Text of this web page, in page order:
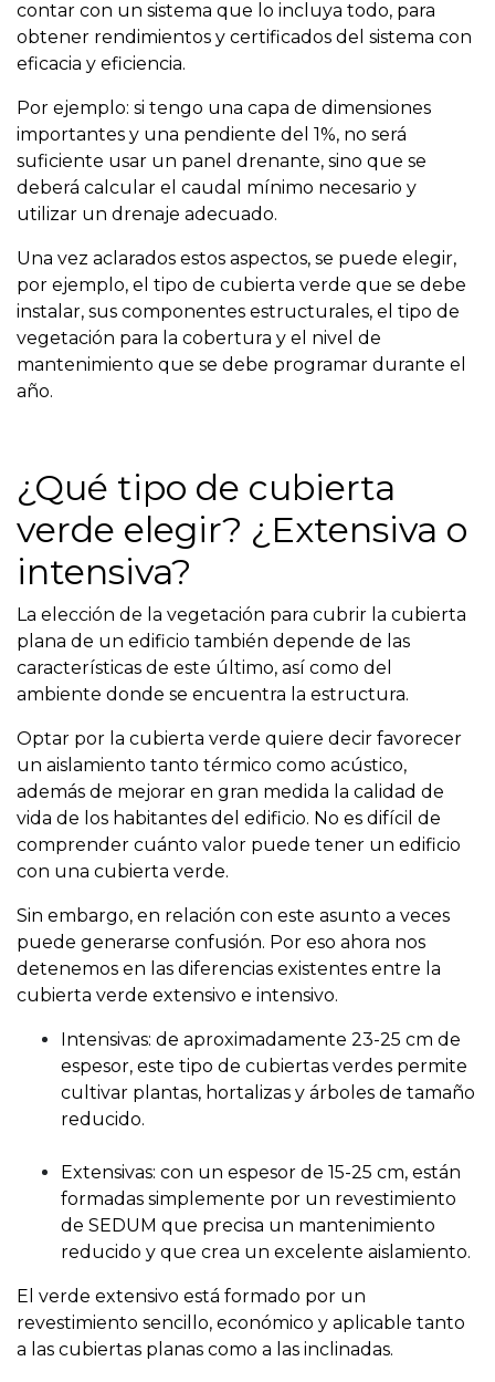
contar con un sistema que lo incluya todo, para
obtener rendimientos y certificados del sistema con
eficacia y eficiencia.
Por ejemplo: si tengo una capa de dimensiones
importantes y una pendiente del 1%, no será
suficiente usar un panel drenante, sino que se
deberá calcular el caudal mínimo necesario y
utilizar un drenaje adecuado.
Una vez aclarados estos aspectos, se puede elegir,
por ejemplo, el tipo de cubierta verde que se debe
instalar, sus componentes estructurales, el tipo de
vegetación para la cobertura y el nivel de
mantenimiento que se debe programar durante el
año.
¿Qué tipo de cubierta
verde elegir? ¿Extensiva o
intensiva?
La elección de la vegetación para cubrir la cubierta
plana de un edificio también depende de las
características de este último, así como del
ambiente donde se encuentra la estructura.
Optar por la cubierta verde quiere decir favorecer
un aislamiento tanto térmico como acústico,
además de mejorar en gran medida la calidad de
vida de los habitantes del edificio. No es difícil de
comprender cuánto valor puede tener un edificio
con una cubierta verde.
Sin embargo, en relación con este asunto a veces
puede generarse confusión. Por eso ahora nos
detenemos en las diferencias existentes entre la
cubierta verde extensivo e intensivo.
Intensivas: de aproximadamente 23-25 cm de
espesor, este tipo de cubiertas verdes permite
cultivar plantas, hortalizas y árboles de tamaño
reducido.
Extensivas: con un espesor de 15-25 cm, están
formadas simplemente por un revestimiento
de SEDUM que precisa un mantenimiento
reducido y que crea un excelente aislamiento.
El verde extensivo está formado por un
revestimiento sencillo, económico y aplicable tanto
a las cubiertas planas como a las inclinadas.